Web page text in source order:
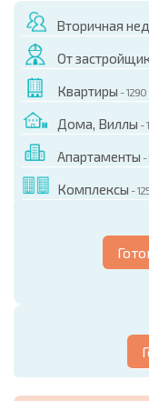
Вторичная
От
Квартиры - 1290
Дома, Виллы -
Апартаменты -
Комплексы -